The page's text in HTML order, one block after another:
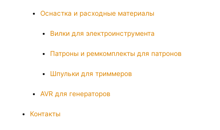
Оснастка и расходные материалы
Вилки для электроинструмента
Патроны и ремкомплекты для патронов
Шпульки для триммеров
AVR для генераторов
Контакты